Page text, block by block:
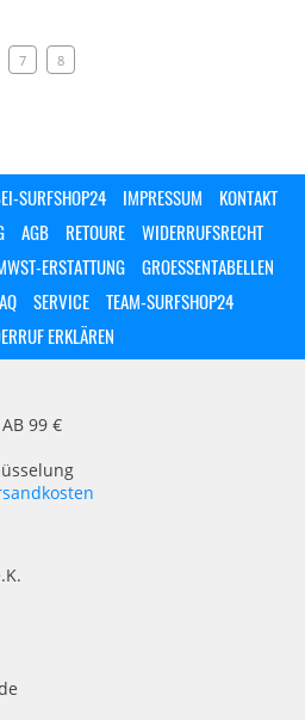
7 8
SURFSHOP24 IMPRESSUM
KONTAKT
AGB RETOURE
WIDERRUFSRECHT
ERSTATTUNG
GROESSENTABELLEN
SERVICE
TEAM-SURFSHOP24
ERKLÄREN
AB 99 €